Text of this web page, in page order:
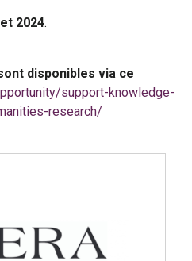
2024.
disponibles via ce
support-knowledge-
research/